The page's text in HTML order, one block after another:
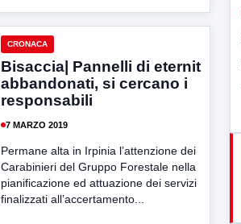
CRONACA
Bisaccia| Pannelli di eternit
abbandonati, si cercano i
responsabili
7 MARZO 2019
Permane alta in Irpinia l’attenzione dei
Carabinieri del Gruppo Forestale nella
pianificazione ed attuazione dei servizi
finalizzati all’accertamento...